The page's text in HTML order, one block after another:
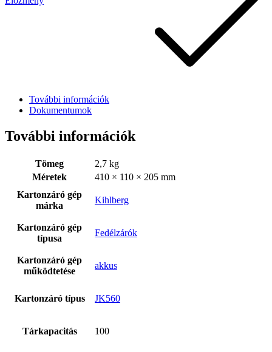
Bostitch
További információk
Dokumentumok
További információk
Tömeg
2,7 kg
Méretek
410 × 110 × 205 mm
Kartonzáró gép
márka
Kihlberg
Kartonzáró gép
típusa
Fedélzárók
Kartonzáró gép
működtetése
akkus
Kartonzáró típus JK560
Tárkapacitás 100